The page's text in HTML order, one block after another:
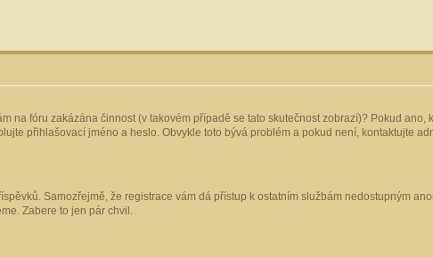
na fóru zakázána činnost (v takovém případě se tato skutečnost zobrazí)? Pokud
přihlašovací jméno a heslo. Obvykle toto bývá problém a pokud není, kontaktujte
Samozřejmě, že registrace vám dá přístup k ostatním službám nedostupným
Zabere to jen pár chvil.